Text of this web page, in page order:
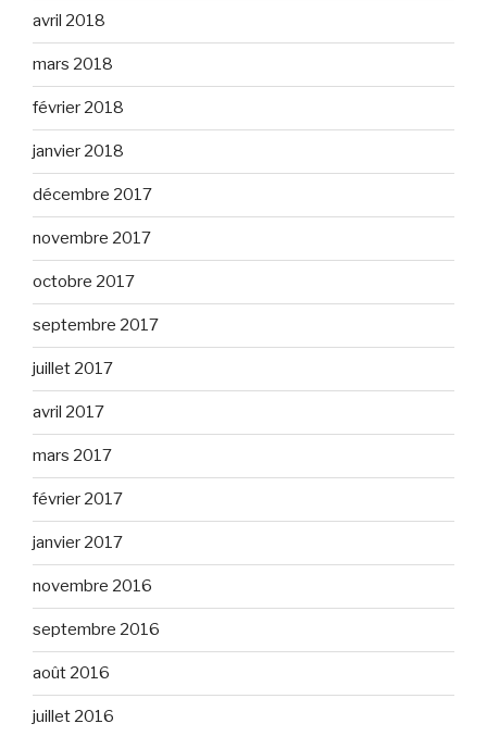
avril 2018
mars 2018
février 2018
janvier 2018
décembre 2017
novembre 2017
octobre 2017
septembre 2017
juillet 2017
avril 2017
mars 2017
février 2017
janvier 2017
novembre 2016
septembre 2016
août 2016
juillet 2016